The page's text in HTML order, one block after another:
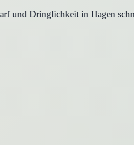
und Dringlichkeit in Hagen